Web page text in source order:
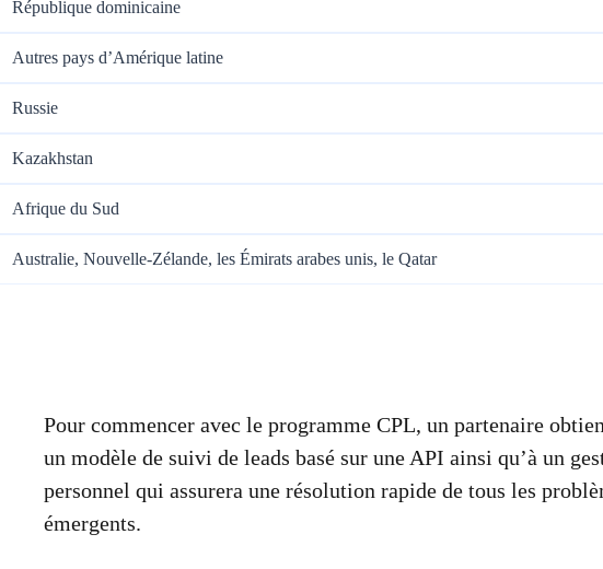
République dominicaine
Autres pays d’Amérique latine
Russie
Kazakhstan
Afrique du Sud
Australie, Nouvelle-Zélande, les Émirats arabes unis, le Qatar
Pour commencer avec le programme CPL, un partenaire
un modèle de suivi de leads basé sur une API ainsi qu’à un
personnel qui assurera une résolution rapide de tous les
émergents.